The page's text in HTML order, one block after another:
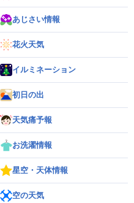
あじさい情報
花火天気
イルミネーション
初日の出
天気痛予報
お洗濯情報
星空・天体情報
空の天気